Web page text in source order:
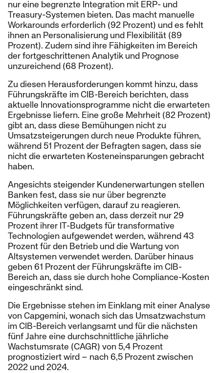
nur eine begrenzte Integration mit ERP- und
Treasury-Systemen bieten. Das macht manuelle
Workarounds erforderlich (92 Prozent) und es fehlt
ihnen an Personalisierung und Flexibilität (89
Prozent). Zudem sind ihre Fähigkeiten im Bereich
der fortgeschrittenen Analytik und Prognose
unzureichend (68 Prozent).
Zu diesen Herausforderungen kommt hinzu, dass
Führungskräfte im CIB-Bereich berichten, dass
aktuelle Innovationsprogramme nicht die erwarteten
Ergebnisse liefern. Eine große Mehrheit (82 Prozent)
gibt an, dass diese Bemühungen nicht zu
Umsatzsteigerungen durch neue Produkte führen,
während 51 Prozent der Befragten sagen, dass sie
nicht die erwarteten Kosteneinsparungen gebracht
haben.
Angesichts steigender Kundenerwartungen stellen
Banken fest, dass sie nur über begrenzte
Möglichkeiten verfügen, darauf zu reagieren.
Führungskräfte geben an, dass derzeit nur 29
Prozent ihrer IT-Budgets für transformative
Technologien aufgewendet werden, während 43
Prozent für den Betrieb und die Wartung von
Altsystemen verwendet werden. Darüber hinaus
geben 61 Prozent der Führungskräfte im CIB-
Bereich an, dass sie durch hohe Compliance-Kosten
eingeschränkt sind.
Die Ergebnisse stehen im Einklang mit einer Analyse
von Capgemini, wonach sich das Umsatzwachstum
im CIB-Bereich verlangsamt und für die nächsten
fünf Jahre eine durchschnittliche jährliche
Wachstumsrate (CAGR) von 5,4 Prozent
prognostiziert wird – nach 6,5 Prozent zwischen
2022 und 2024.